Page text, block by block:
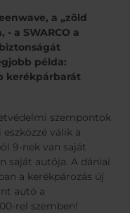
Español
Albania
Armenia
Bulgaria
Czech Republic
Greece
Italy
Latvia
Netherlands
Romania
a „zöld
a SWARCO a
példa:
kerékpárbarát
szempontok
válik a
9-nek van saját
saját autója. A dániai
a kerékpározás új
autó a
rel szemben!